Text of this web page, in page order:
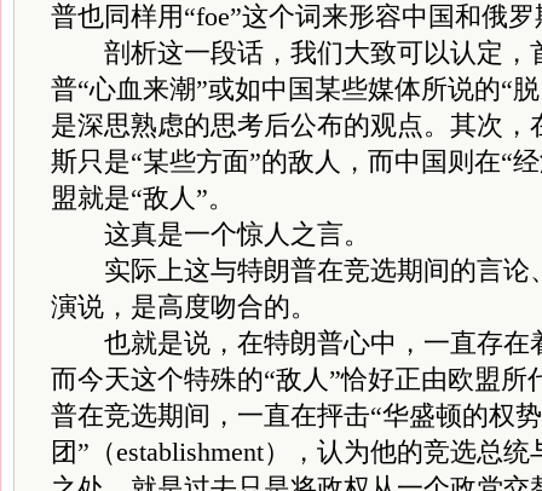
普也同样用“foe”这个词来形容中国和俄罗
剖析这一段话，我们大致可以认定，
普“心血来潮”或如中国某些媒体所说的“
是深思熟虑的思考后公布的观点。其次，
斯只是“某些方面”的敌人，而中国则在“
盟就是“敌人”。
这真是一个惊人之言。
实际上这与特朗普在竞选期间的言论
演说，是高度吻合的。
也就是说，在特朗普心中，一直存在
而今天这个特殊的“敌人”恰好正由欧盟所
普在竞选期间，一直在抨击“华盛顿的权
团”（establishment），认为他的竞选总